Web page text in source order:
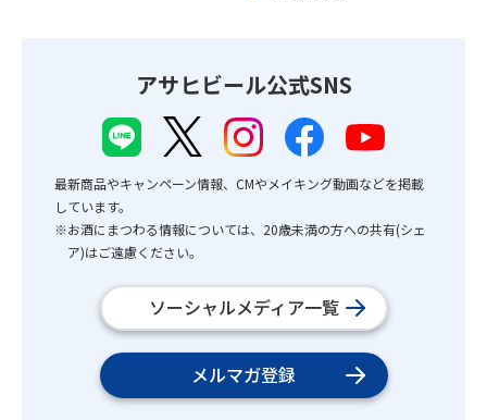
アサヒビール公式SNS
最新商品やキャンペーン情報、CMやメイキング動画などを掲載
しています。
※お酒にまつわる情報については、20歳未満の方への共有(シェ
ア)はご遠慮ください。
ソーシャルメディア一覧
メルマガ登録